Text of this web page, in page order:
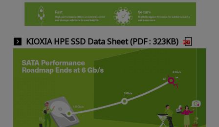
KIOXIA HPE SSD Data Sheet (PDF : 323KB)